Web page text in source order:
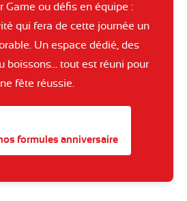
Game ou défis en équipe :
qui fera de cette journée un
Un espace dédié, des
boissons… tout est réuni pour
fête réussie.
formules anniversaire